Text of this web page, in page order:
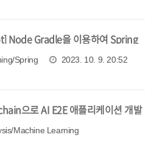
Node Gradle을 이용하여 Spring
프로젝트 붙이기
Spring 2023. 10. 9. 20:52
으로 AI E2E 애플리케이션 개발
Machine Learning